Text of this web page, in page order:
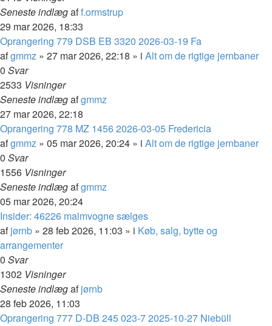
Seneste indlægaff.ormstrup
29 mar 2026, 18:33
Oprangering 779 DSB EB 3320 2026-03-19 Fa
afgmmz » 27 mar 2026, 22:18 » i Alt om de rigtige jernbaner
0 Svar
2533 Visninger
Seneste indlægafgmmz
27 mar 2026, 22:18
Oprangering 778 MZ 1456 2026-03-05 Fredericia
afgmmz » 05 mar 2026, 20:24 » i Alt om de rigtige jernbaner
0 Svar
1556 Visninger
Seneste indlægafgmmz
05 mar 2026, 20:24
Insider: 46226 malmvogne sælges
afjørnb » 28 feb 2026, 11:03 » i Køb, salg, bytte og
arrangementer
0 Svar
1302 Visninger
Seneste indlægafjørnb
28 feb 2026, 11:03
Oprangering 777 D-DB 245 023-7 2025-10-27 Niebüll